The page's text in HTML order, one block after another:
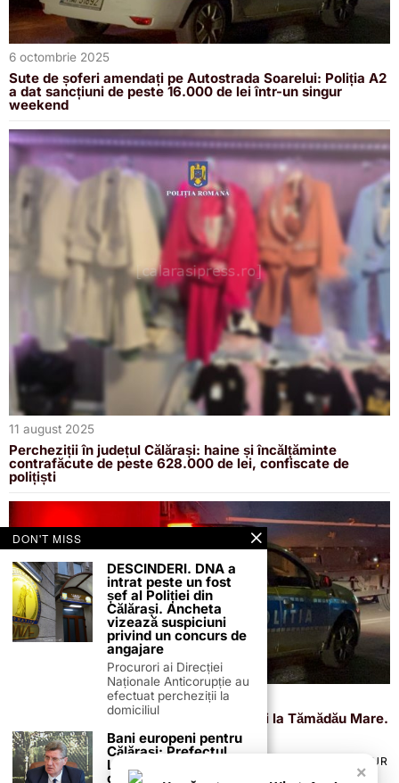
6 octombrie 2025
Sute de șoferi amendați pe Autostrada Soarelui: Poliția A2
a dat sancțiuni de peste 16.000 de lei într-un singur
weekend
11 august 2025
Percheziții în județul Călărași: haine și încălțăminte
contrafăcute de peste 628.000 de lei, confiscate de
polițiști
Scandal cu bătaie și telefon făcut bucăți la Tămădău Mare.
Soțul scandalagiu a ajuns după gratii
TERMENI ȘI CONDIȚII
POLITICA DE ANULARE & RETUR
PUBLICITATE ONLINE & TIPĂRITĂ
CONTACT
×
DON'T MISS
DESCINDERI. DNA a
intrat peste un fost
șef al Poliției din
Călărași. Ancheta
vizează suspiciuni
privind un concurs de
angajare
Procurori ai Direcției
Naționale Anticorupție au
efectuat percheziții la
domiciliul
Bani europeni pentru
Călărași: Prefectul
Laurențiu State anunță
colaborarea cu ADR